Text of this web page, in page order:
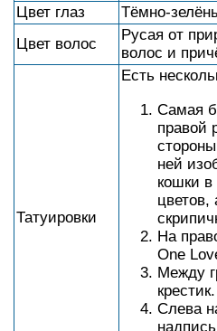
Цвет глаз
Тёмно-
Цвет волос
Русая от
волос и
Татуировки
Есть
Самая
правой
ней
кошки в
цветов,
На
One
Между
крестик.
Слева